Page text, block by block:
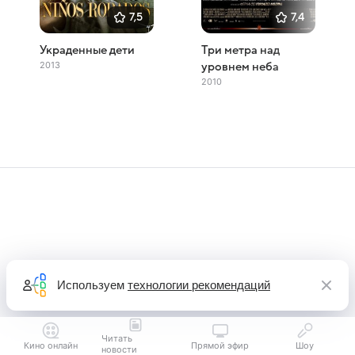
7,5
Украденные дети
2013
7,4
Три метра над
уровнем неба
2010
Кино онлайн
Читать
новости
Прямой эфир Шоу
Используем технологии рекомендаций